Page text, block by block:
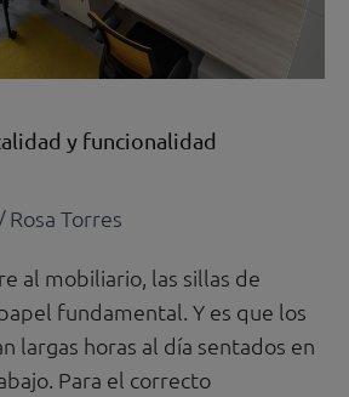
y funcionalidad
/Rosa Torres
al mobiliario, las sillas de
fundamental. Y es que los
largas horas al día sentados en
Para el correcto